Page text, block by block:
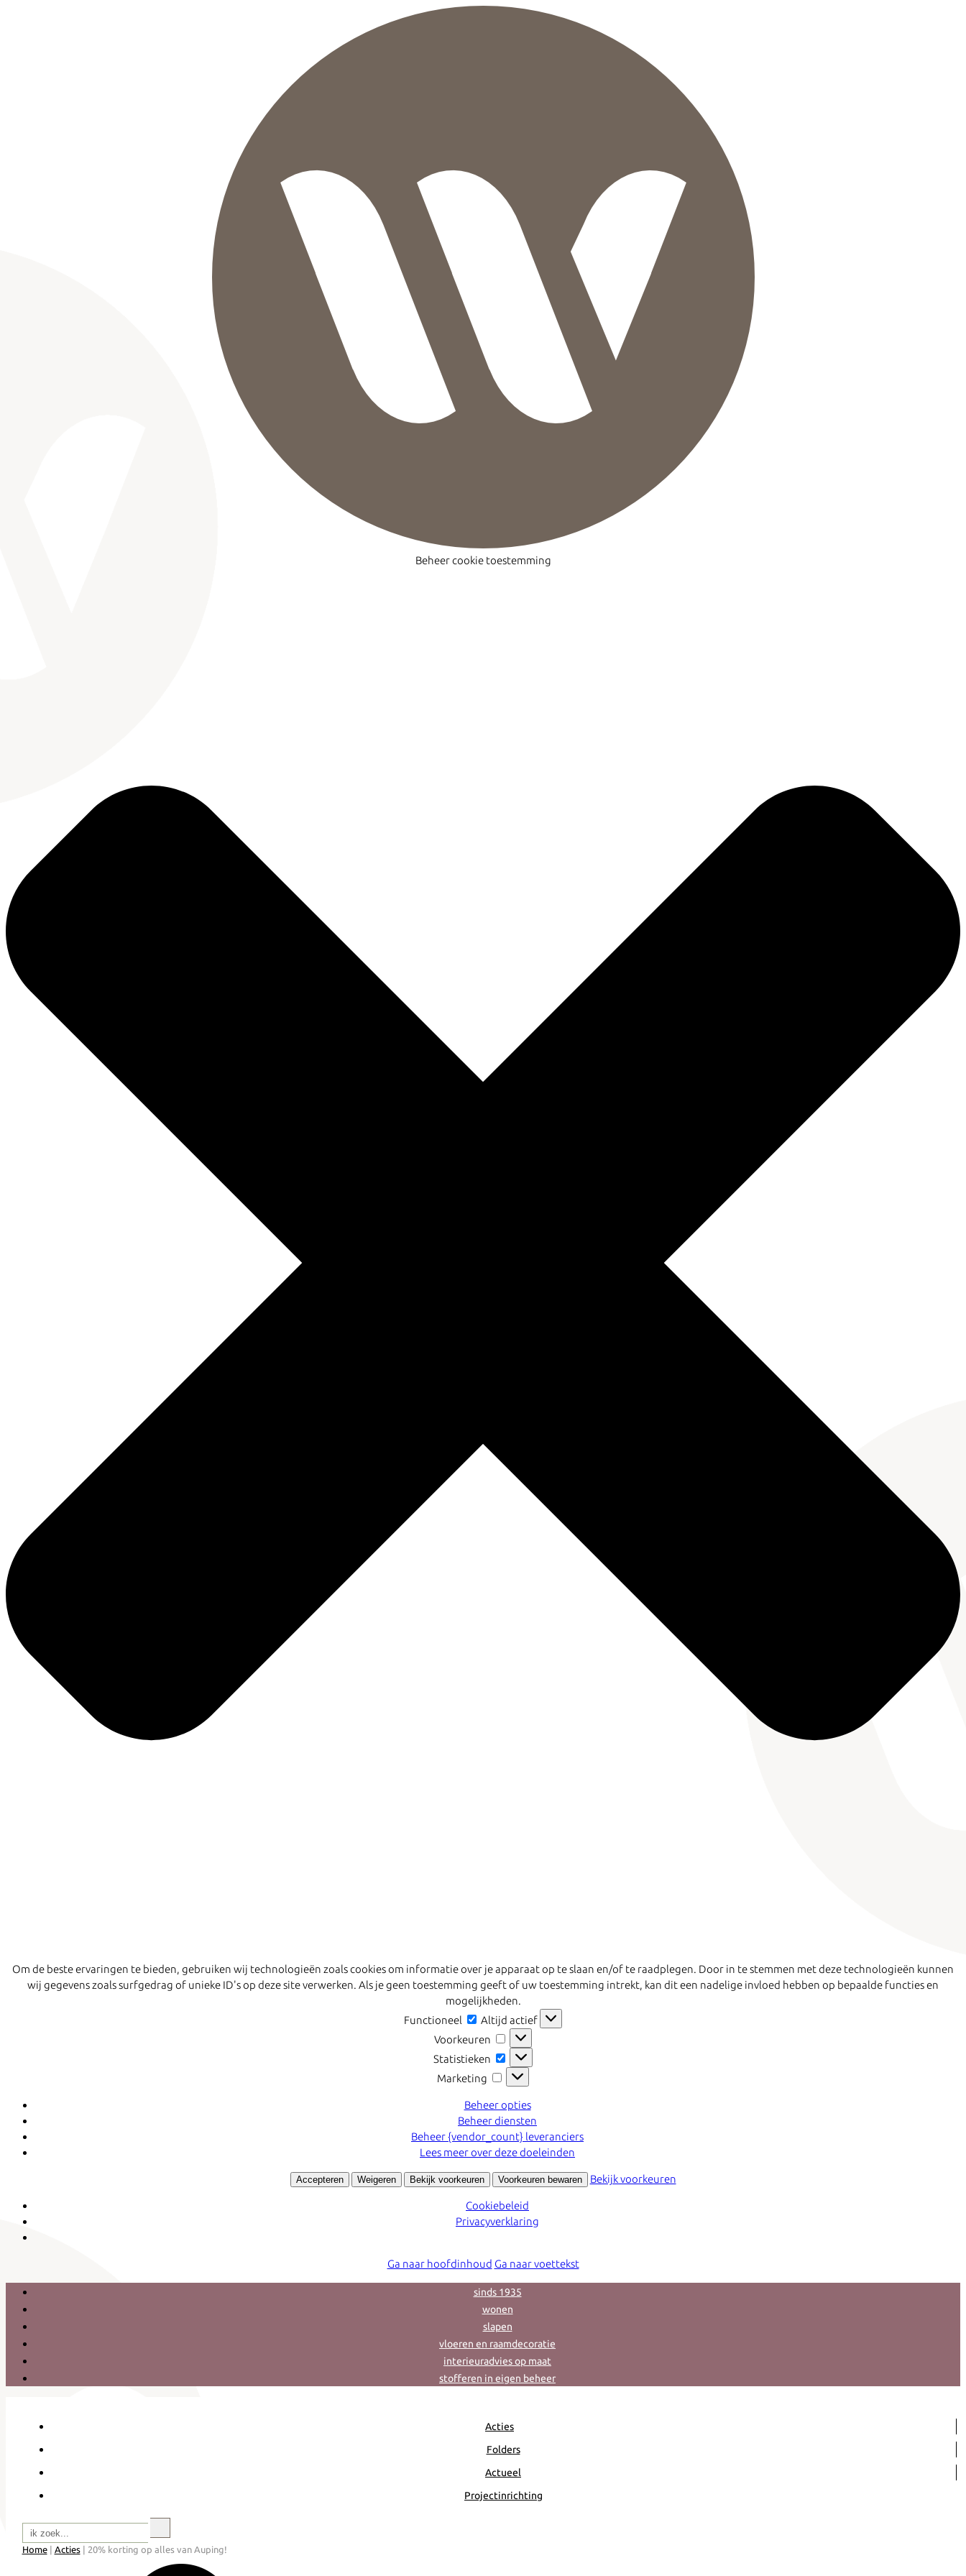
Beheer cookie toestemming
Om de beste ervaringen te bieden, gebruiken wij technologieën zoals cookies om informatie over je apparaat op te slaan en/of te raadplegen. Door in te stemmen met deze technologieën kunnen
wij gegevens zoals surfgedrag of unieke ID's op deze site verwerken. Als je geen toestemming geeft of uw toestemming intrekt, kan dit een nadelige invloed hebben op bepaalde functies en
mogelijkheden.
Functioneel
Functioneel
Altijd actief
Voorkeuren
Voorkeuren
Statistieken
Statistieken
Marketing
Marketing
Beheer opties
Beheer diensten
Beheer {vendor_count} leveranciers
Lees meer over deze doeleinden
Accepteren Weigeren Bekijk voorkeuren Voorkeuren bewaren Bekijk voorkeuren
Cookiebeleid
Privacyverklaring
Ga naar hoofdinhoud Ga naar voettekst
sinds 1935
wonen
slapen
vloeren en raamdecoratie
interieuradvies op maat
stofferen in eigen beheer
Acties
Folders
Actueel
Projectinrichting
Zoeken
Home| Acties| 20% korting op alles van Auping!